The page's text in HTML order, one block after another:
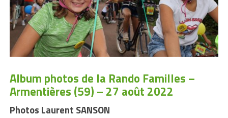
Album photos de la Rando Familles –
Armentières (59) – 27 août 2022
Photos Laurent SANSON